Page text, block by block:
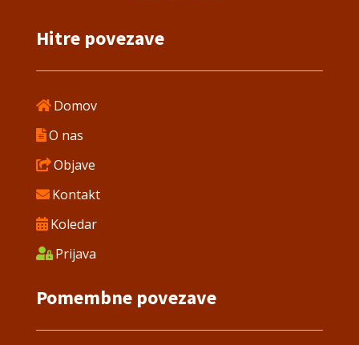
Hitre povezave
Domov
O nas
Objave
Kontakt
Koledar
Prijava
Pomembne povezave